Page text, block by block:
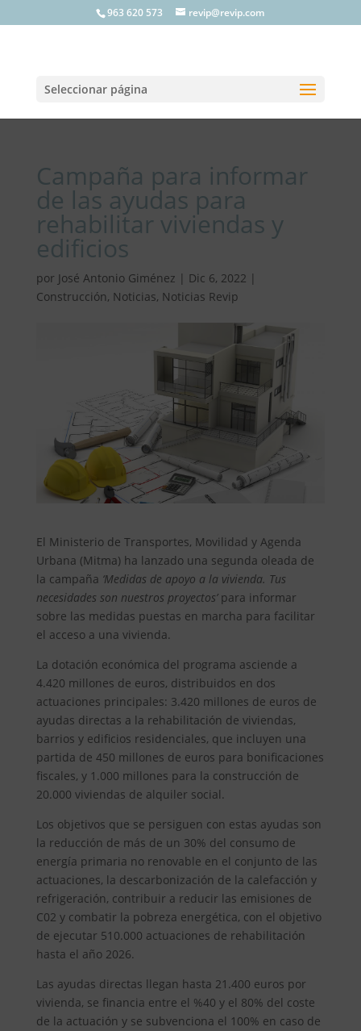
963 620 573 revip@revip.com
Seleccionar página
Campaña para informar
de las ayudas para
rehabilitar viviendas y
edificios
por José Antonio Giménez | Dic 6, 2022 |
Construcción, Noticias, Noticias Revip
El Ministerio de Transportes, Movilidad y Agenda
Urbana (Mitma) ha lanzado una segunda oleada de
la campaña ‘Medidas de apoyo a la vivienda. Tus
necesidades son nuestros proyectos’para informar
sobre las medidas puestas en marcha para facilitar
el acceso a una vivienda.
La dotación económica del programa asciende a
4.420 millones de euros, distribuidos en dos
actuaciones principales: 3.420 millones de euros de
ayudas directas a la rehabilitación de viviendas,
barrios y edificios residenciales, que incluyen una
partida de 450 millones de euros para bonificaciones
fiscales, y 1.000 millones para la construcción de
20.000 viviendas de alquiler social.
Los objetivos que se persiguen con estas ayudas son
la reducción de más de un 30% del consumo de
energía primaria no renovable en el conjunto de las
actuaciones, la descarbonización de la calefacción y
refrigeración, contribuir a reducir las emisiones de
C02 y combatir la pobreza energética, con el objetivo
de ejecutar 510.000 actuaciones de rehabilitación
hasta el año 2026.
Las ayudas directas llegan hasta 21.400 euros por
vivienda, se financia entre el %40 y el 80% del coste
de la actuación y se subvenciona el 100% en caso de